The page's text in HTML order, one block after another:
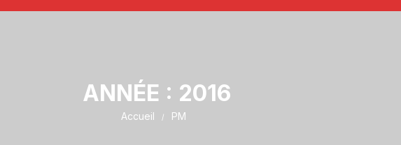
ANNÉE : 2016
Accueil PM